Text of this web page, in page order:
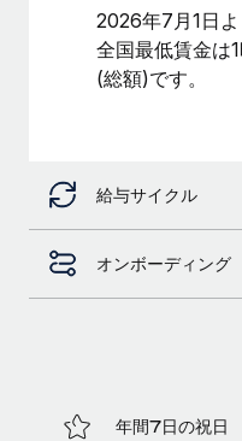
福利厚生
従業員の福利厚生を簡単
Remoteの使命は、世界の
業務に最適な人材を採用し
ることです。この数週間で
給与詐欺：種類、事例
2026年7月1日
全国最低賃金は
(総額)です。
給与サイクル
オンボーディング
年間7日の祝日